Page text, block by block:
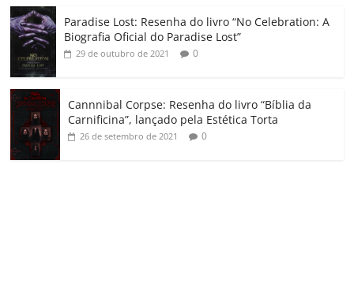
Paradise Lost: Resenha do livro “No Celebration: A
Biografia Oficial do Paradise Lost”
29 de outubro de 2021 0
Cannnibal Corpse: Resenha do livro “Bíblia da
Carnificina”, lançado pela Estética Torta
26 de setembro de 2021 0